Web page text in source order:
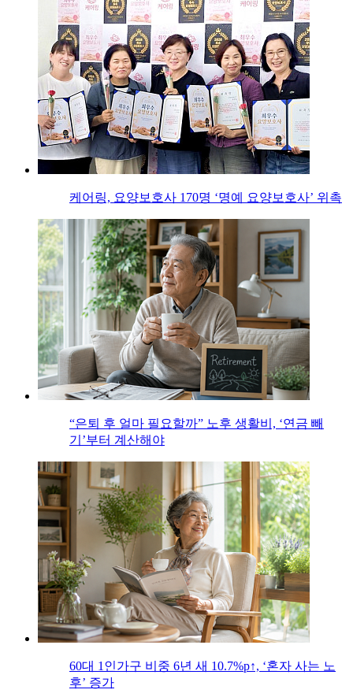
케어링, 요양보호사 170명 ‘명예 요양보호사’ 위촉
“은퇴 후 얼마 필요할까” 노후 생활비, ‘연금 빼
기’부터 계산해야
60대 1인가구 비중 6년 새 10.7%p↑, ‘혼자 사는 노
후’ 증가